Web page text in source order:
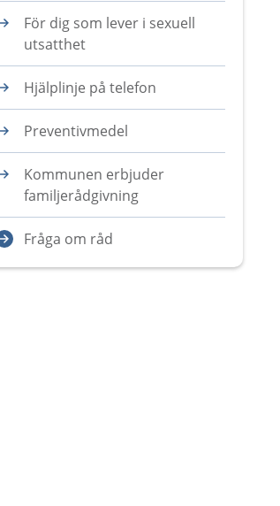
För dig som lever i sexuell
utsatthet
Hjälplinje på telefon
Preventivmedel
Kommunen erbjuder
familjerådgivning
Fråga om råd